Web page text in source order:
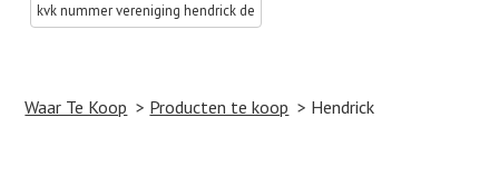
kvk nummer vereniging hendrick de
Waar Te Koop Producten te koop Hendrick